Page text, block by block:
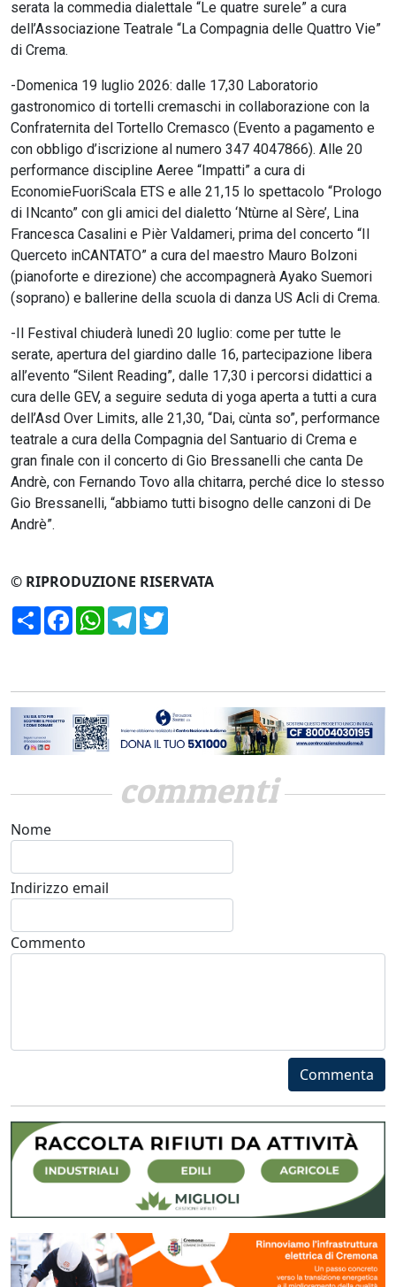
serata la commedia dialettale “Le quatre surele” a cura
dell’Associazione Teatrale “La Compagnia delle Quattro Vie”
di Crema.
-Domenica 19 luglio 2026: dalle 17,30 Laboratorio
gastronomico di tortelli cremaschi in collaborazione con la
Confraternita del Tortello Cremasco (Evento a pagamento e
con obbligo d’iscrizione al numero 347 4047866). Alle 20
performance discipline Aeree “Impatti” a cura di
EconomieFuoriScala ETS e alle 21,15 lo spettacolo “Prologo
di INcanto” con gli amici del dialetto ‘Ntùrne al Sère’, Lina
Francesca Casalini e Pièr Valdameri, prima del concerto “Il
Querceto inCANTATO” a cura del maestro Mauro Bolzoni
(pianoforte e direzione) che accompagnerà Ayako Suemori
(soprano) e ballerine della scuola di danza US Acli di Crema.
-Il Festival chiuderà lunedì 20 luglio: come per tutte le
serate, apertura del giardino dalle 16, partecipazione libera
all’evento “Silent Reading”, dalle 17,30 i percorsi didattici a
cura delle GEV, a seguire seduta di yoga aperta a tutti a cura
dell’Asd Over Limits, alle 21,30, “Dai, cùnta so”, performance
teatrale a cura della Compagnia del Santuario di Crema e
gran finale con il concerto di Gio Bressanelli che canta De
Andrè, con Fernando Tovo alla chitarra, perché dice lo stesso
Gio Bressanelli, “abbiamo tutti bisogno delle canzoni di De
Andrè”.
© RIPRODUZIONE RISERVATA
CondividiFacebookWhatsApp
Telegram
commenti
Nome
Indirizzo email
Commento
Commenta